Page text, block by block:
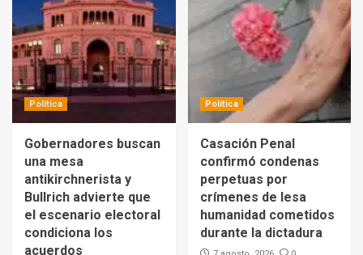
Política
Gobernadores buscan
una mesa
antikirchnerista y
Bullrich advierte que
el escenario electoral
condiciona los
acuerdos
Política
Casación Penal
confirmó condenas
perpetuas por
crímenes de lesa
humanidad cometidos
durante la dictadura